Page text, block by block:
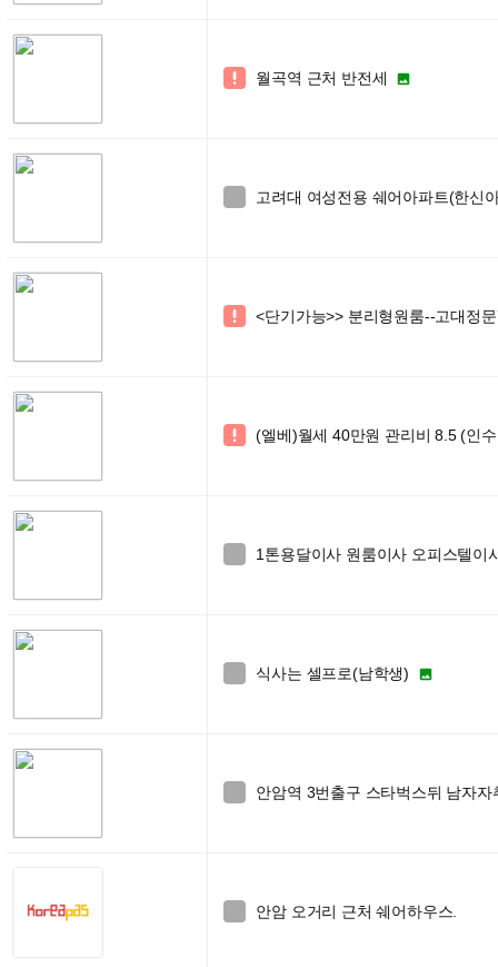
 월곡역 근처 반전세 
고려대 여성전용 쉐어아파트(한신
 <단기가능>> 분리형원룸--고대정
 (엘베)월세 40만원 관리비 8.5 (인
1톤용달이사 원룸이사 오피스텔
식사는 셀프로(남학생) 
안암역 3번출구 스타벅스뒤 남자
안암 오거리 근처 쉐어하우스.